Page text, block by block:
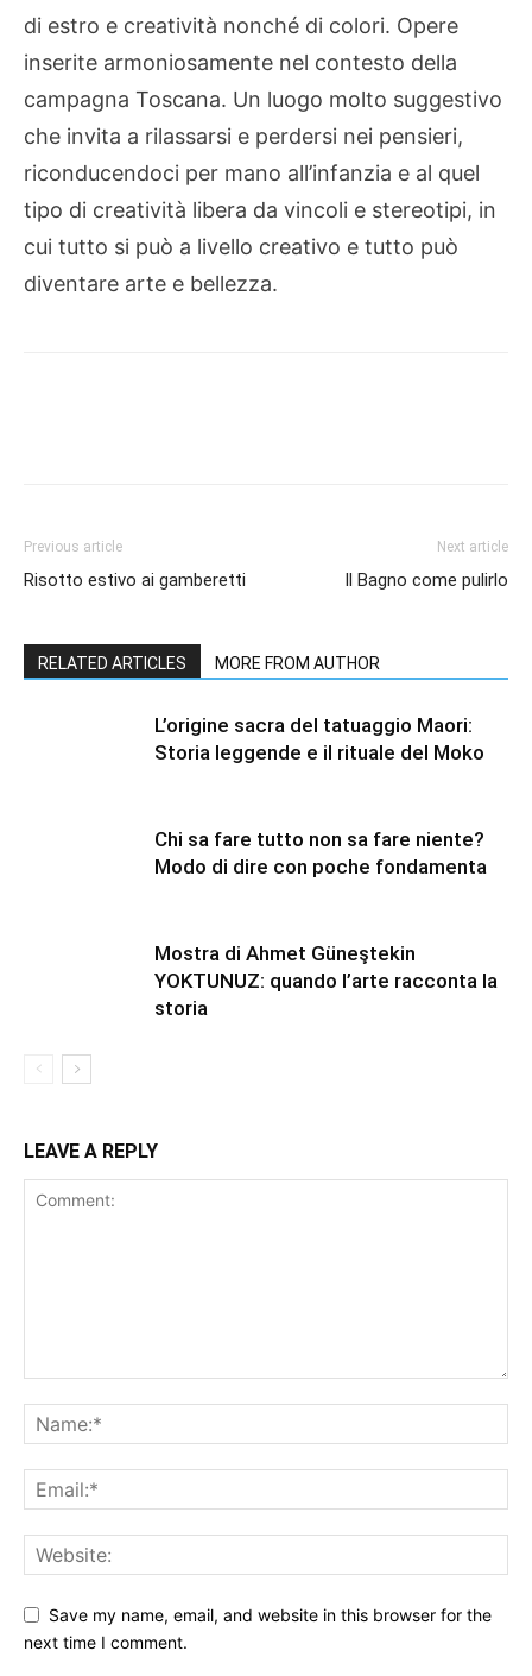
di estro e creatività nonché di colori. Opere
inserite armoniosamente nel contesto della
campagna Toscana. Un luogo molto suggestivo
che invita a rilassarsi e perdersi nei pensieri,
riconducendoci per mano all’infanzia e al quel
tipo di creatività libera da vincoli e stereotipi, in
cui tutto si può a livello creativo e tutto può
diventare arte e bellezza.
Previous article
Risotto estivo ai gamberetti
Next article
Il Bagno come pulirlo
RELATED ARTICLES MORE FROM AUTHOR
L’origine sacra del tatuaggio Maori:
Storia leggende e il rituale del Moko
Chi sa fare tutto non sa fare niente?
Modo di dire con poche fondamenta
Mostra di Ahmet Güneştekin
YOKTUNUZ: quando l’arte racconta la
storia
LEAVE A REPLY
Save my name, email, and website in this browser for the
next time I comment.